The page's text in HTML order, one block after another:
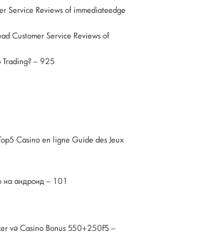
Service Reviews of immediateedge
Customer Service Reviews of
Trading? – 925
Casino en ligne Guide des Jeux
на андроид – 101
və Casino Bonus 550+250FS –